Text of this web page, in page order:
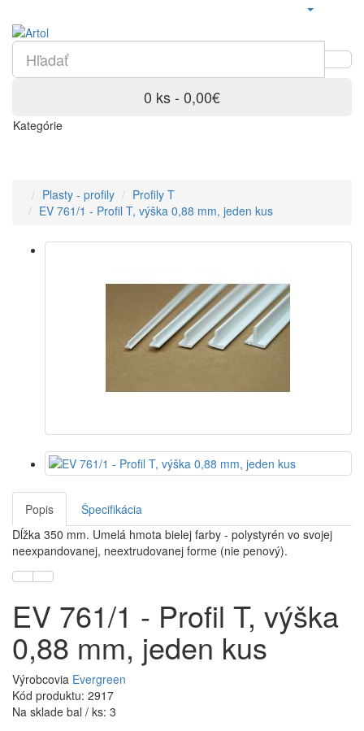
0 ks - 0,00€
Kategórie
Plasty - profily
Profily T
EV 761/1 - Profil T, výška 0,88 mm, jeden kus
Popis
Špecifikácia
Dĺžka 350 mm. Umelá hmota bielej farby - polystyrén vo svojej
neexpandovanej, neextrudovanej forme (nie penový).
EV 761/1 - Profil T, výška
0,88 mm, jeden kus
Výrobcovia Evergreen
Kód produktu: 2917
Na sklade bal / ks: 3